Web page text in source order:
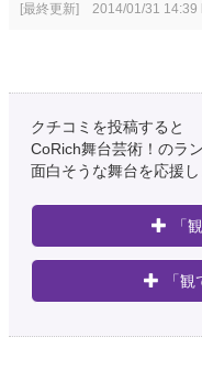
[最終更新] 2014/01/31 14:39
クチコミを投稿すると
CoRich舞台芸術！のラ
面白そうな舞台を応援し
「
「